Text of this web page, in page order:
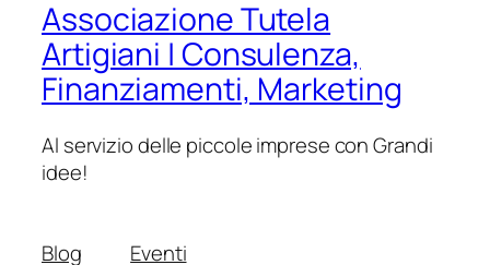
Associazione Tutela
Artigiani | Consulenza,
Finanziamenti, Marketing
Al servizio delle piccole imprese con Grandi
idee!
Blog Eventi